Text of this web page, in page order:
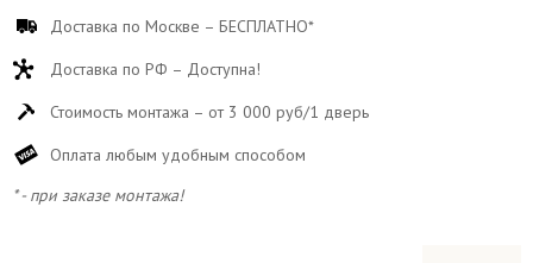
Доставка по Москве – БЕСПЛАТНО*
Доставка по РФ – Доступна!
Стоимость монтажа – от 3 000 руб/1 дверь
Оплата любым удобным способом
* - при заказе монтажа!